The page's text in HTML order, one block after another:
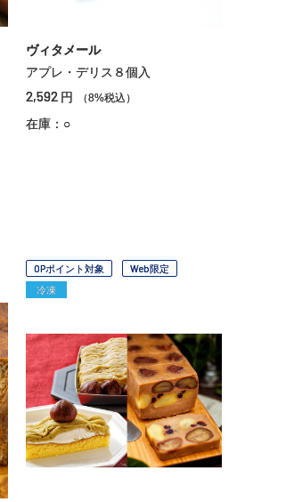
ヴィタメール
アプレ・デリス８個入
2,592 円 （8%税込）
在庫：○
OPポイント対象
Web限定
冷凍